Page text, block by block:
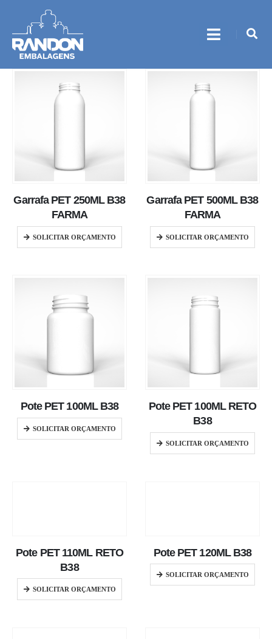
Garrafa PET 250ML B38
FARMA
SOLICITAR ORÇAMENTO
Garrafa PET 500ML B38
FARMA
SOLICITAR ORÇAMENTO
Pote PET 100ML B38
SOLICITAR ORÇAMENTO
Pote PET 100ML RETO
B38
SOLICITAR ORÇAMENTO
Pote PET 110ML RETO
B38
SOLICITAR ORÇAMENTO
Pote PET 120ML B38
SOLICITAR ORÇAMENTO